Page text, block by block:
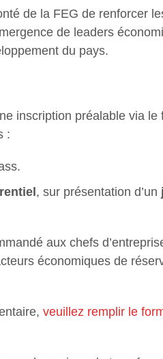
de la FEG de renforcer
de leaders
du pays.
inscription préalable via le
:
, sur présentation d’un
aux chefs
économiques de
veuillez remplir le